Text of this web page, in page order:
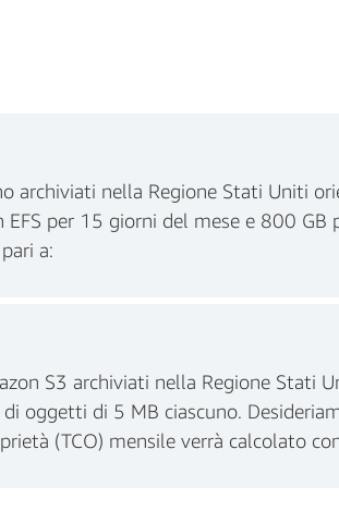
archiviati nella Regione Stati Uniti
EFS per 15 giorni del mese e 800
a:
= 600 GB/mese x 0,046 € = 27.60 €
S3 archiviati nella Regione Stati
oggetti di 5 MB ciascuno.
(TCO) mensile verrà calcolato